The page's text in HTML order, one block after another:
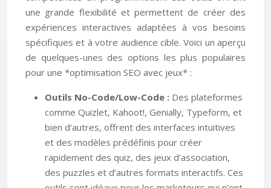
une grande flexibilité et permettent de créer des
expériences interactives adaptées à vos besoins
spécifiques et à votre audience cible. Voici un aperçu
de quelques-unes des options les plus populaires
pour une *optimisation SEO avec jeux* :
Outils No-Code/Low-Code : Des plateformes
comme Quizlet, Kahoot!, Genially, Typeform, et
bien d’autres, offrent des interfaces intuitives
et des modèles prédéfinis pour créer
rapidement des quiz, des jeux d’association,
des puzzles et d’autres formats interactifs. Ces